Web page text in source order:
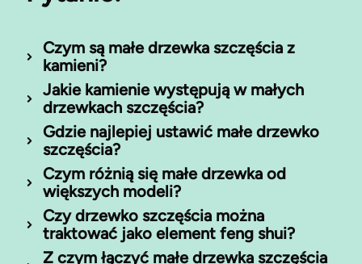
Czym są małe drzewka szczęścia z
kamieni?
Jakie kamienie występują w małych
drzewkach szczęścia?
Gdzie najlepiej ustawić małe drzewko
szczęścia?
Czym różnią się małe drzewka od
większych modeli?
Czy drzewko szczęścia można
traktować jako element feng shui?
Z czym łączyć małe drzewka szczęścia